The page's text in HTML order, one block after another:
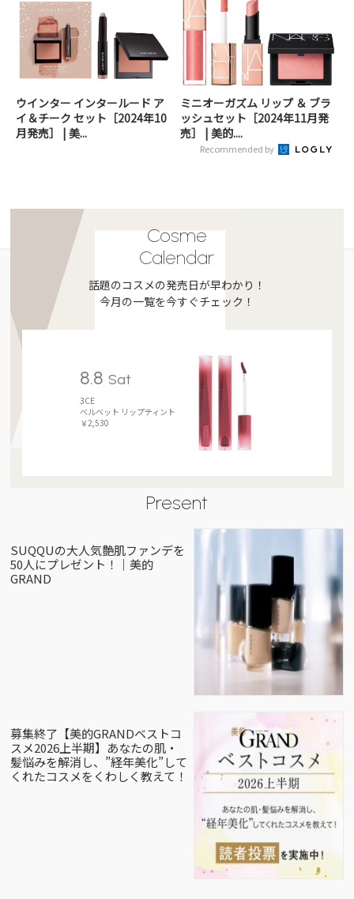
ウインター インタールード ア
イ＆チーク セット［2024年10
月発売］ | 美...
ミニオーガズム リップ ＆ ブラ
ッシュセット［2024年11月発
売］ | 美的....
Recommended by
Cosme
Calendar
話題のコスメの発売日が早わかり！
今月の一覧を今すぐチェック！
8.8 Sat
3CE
ベルベット リップティント
￥2,530
Present
SUQQUの大人気艶肌ファンデを
50人にプレゼント！｜美的
GRAND
募集終了【美的GRANDベストコ
スメ2026上半期】あなたの肌・
髪悩みを解消し、”経年美化”して
くれたコスメをくわしく教えて！